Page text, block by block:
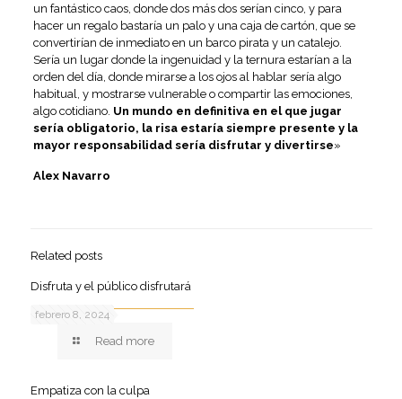
un fantástico caos, donde dos más dos serían cinco, y para
hacer un regalo bastaría un palo y una caja de cartón, que se
convertirían de inmediato en un barco pirata y un catalejo.
Sería un lugar donde la ingenuidad y la ternura estarían a la
orden del día, donde mirarse a los ojos al hablar sería algo
habitual, y mostrarse vulnerable o compartir las emociones,
algo cotidiano. Un mundo en definitiva en el que jugar
sería obligatorio, la risa estaría siempre presente y la
mayor responsabilidad sería disfrutar y divertirse»
Alex Navarro
Related posts
febrero 8, 2024
Disfruta y el público disfrutará
Read more
Empatiza con la culpa